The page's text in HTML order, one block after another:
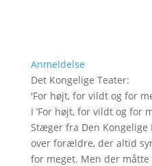
Anmeldelse
Det Kongelige Teater:
'For højt, for vildt og for
I ’For højt, for vildt og for
Stæger fra Den
over forældre, der altid
for meget. Men der